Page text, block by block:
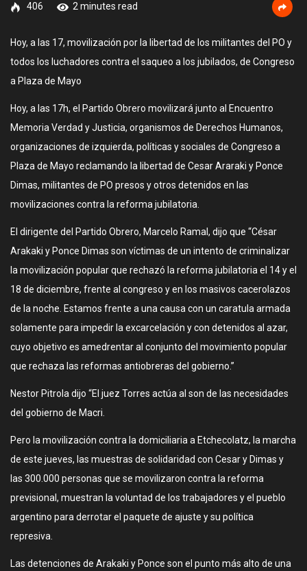
406 2 minutes read
Hoy, a las 17, movilización por la libertad de los militantes del PO y
todos los luchadores contra el saqueo a los jubilados, de Congreso
a Plaza de Mayo
Hoy, a las 17h, el Partido Obrero movilizará junto al Encuentro
Memoria Verdad y Justicia, organismos de Derechos Humanos,
organizaciones de izquierda, políticas y sociales de Congreso a
Plaza de Mayo reclamando la libertad de Cesar Araraki y Ponce
Dimas, militantes de PO presos y otros detenidos en las
movilizaciones contra la reforma jubilatoria.
El dirigente del Partido Obrero, Marcelo Ramal, dijo que “César
Arakaki y Ponce Dimas son víctimas de un intento de criminalizar
la movilización popular que rechazó la reforma jubilatoria el 14 y el
18 de diciembre, frente al congreso y en los masivos cacerolazos
de la noche. Estamos frente a una causa con un caratula armada
solamente para impedir la excarcelación y con detenidos al azar,
cuyo objetivo es amedrentar al conjunto del movimiento popular
que rechaza las reformas antiobreras del gobierno.”
Nestor Pitrola dijo “El juez Torres actúa al son de las necesidades
del gobierno de Macri.
Pero la movilización contra la domiciliaria a Etchecolatz, la marcha
de este jueves, las muestras de solidaridad con Cesar y Dimas y
las 300.000 personas que se movilizaron contra la reforma
previsional, muestran la voluntad de los trabajadores y el pueblo
argentino para derrotar el paquete de ajuste y su política
represiva.
Las detenciones de Arakaki y Ponce son el punto más alto de una